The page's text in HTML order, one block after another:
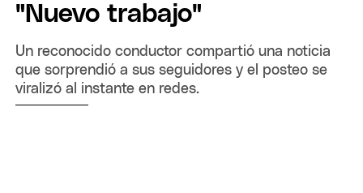
"Nuevo trabajo"
Un reconocido conductor compartió una noticia
que sorprendió a sus seguidores y el posteo se
viralizó al instante en redes.